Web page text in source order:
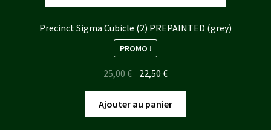
Precinct Sigma Cubicle (2) PREPAINTED (grey)
PROMO !
25,00€ Le
initial
était :
22,50€Le
actuel
est :
Ajouter au panier